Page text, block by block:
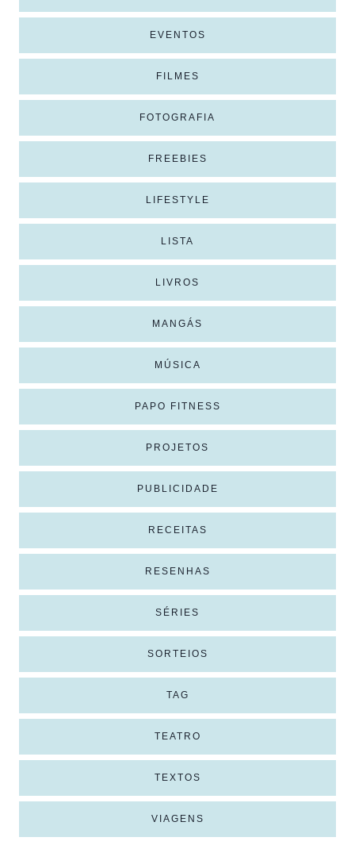
EVENTOS
FILMES
FOTOGRAFIA
FREEBIES
LIFESTYLE
LISTA
LIVROS
MANGÁS
MÚSICA
PAPO FITNESS
PROJETOS
PUBLICIDADE
RECEITAS
RESENHAS
SÉRIES
SORTEIOS
TAG
TEATRO
TEXTOS
VIAGENS